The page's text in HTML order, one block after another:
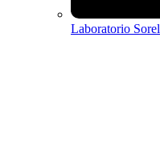
Laboratorio Sorel